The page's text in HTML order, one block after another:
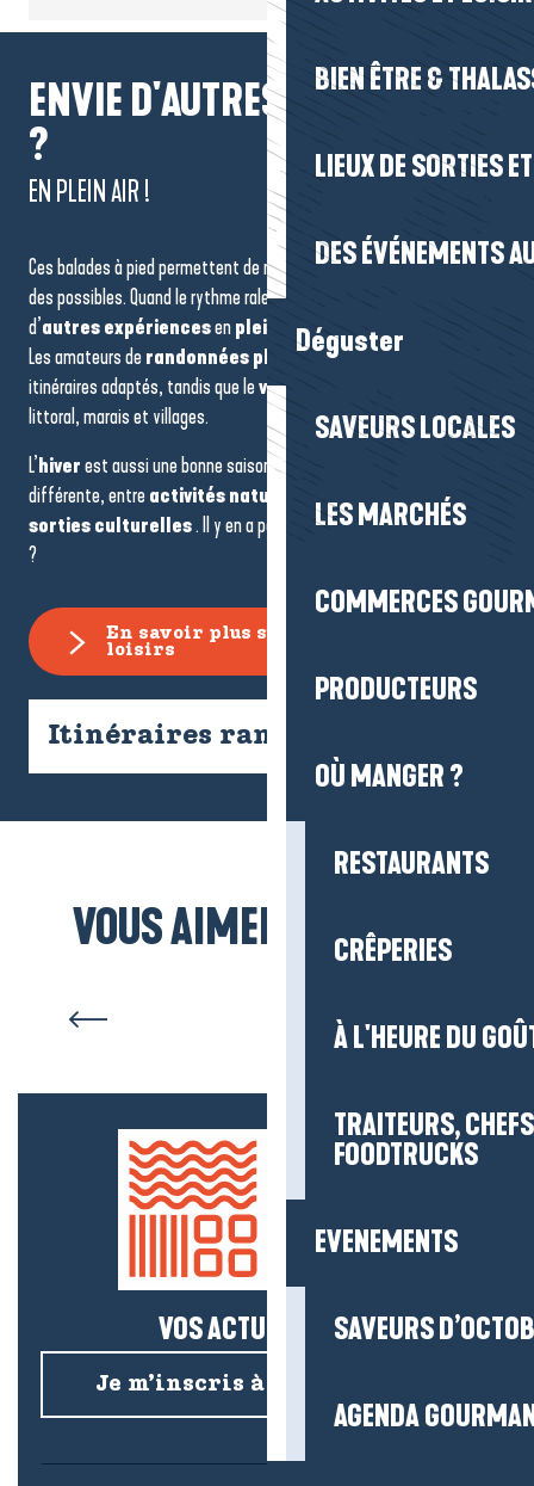
BIEN ÊTRE &
LIEUX DE SORTIES
DES ÉVÉNEMENTS
Déguster
SAVEURS LOCALES
LES MARCHÉS
COMMERCES
PRODUCTEURS
OÙ MANGER ?
RESTAURANTS
CRÊPERIES
À L'HEURE DU
TRAITEURS,
FOODTRUCKS
EVENEMENTS
SAVEURS
AGENDA
ENVIE D'AUTRES EXPÉRIENCES
?
EN PLEIN AIR !
Ces balades à pied permettent de ressourcer et ouvrent le champ
des possibles. Quand le rythme ralentit, le territoire se prête à
d’autres expériencesenplein air.
Les amateurs derandonnées plus longuestrouvent des
itinéraires adaptés, tandis que levélo
littoral, marais et villages.
L’hiverest aussi une bonne saison pour s’accorder une pause
différente, entreactivités nature, sportives
sorties culturelles. Il y en a pour tous les goût, on vous montre
?
En savoir plus sur les activités &
loisirs
Itinéraires rando
VOUS AIMEREZ AUSSI...
Filet mignon aux algues,
VOS ACTUS SALÉES !
Je m’inscris à la newsletter